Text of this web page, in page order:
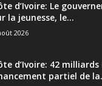
d’Ivoire: Le
la jeunesse, le...
2026
d’Ivoire: 42 milliards
partiel de